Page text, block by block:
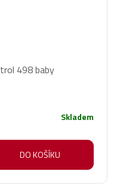
498 baby
Skladem
DO KOŠÍKU